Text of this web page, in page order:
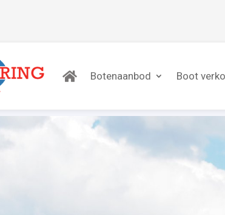
Botenaanbod Boot